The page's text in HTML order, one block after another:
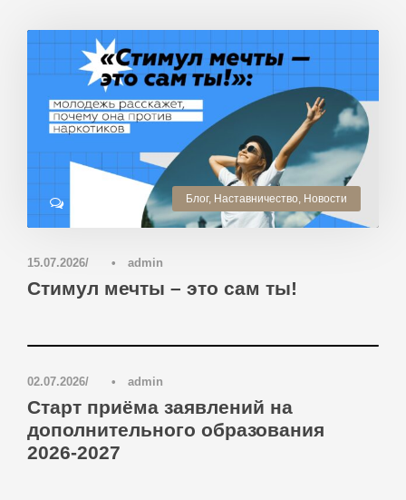
Блог, Наставничество, Новости
15.07.2026 • admin
Стимул мечты – это сам ты!
02.07.2026 • admin
Старт приёма заявлений на
дополнительного образования
2026-2027